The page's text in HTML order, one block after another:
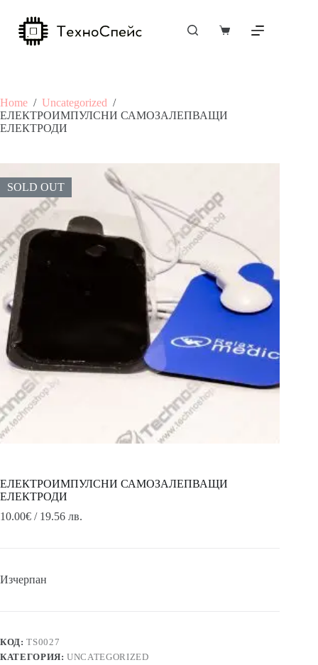
content
Shopping
Home / Uncategorized /
ЕЛЕКТРОИМПУЛСНИ САМОЗАЛЕПВАЩИ
ЕЛЕКТРОДИ
SOLD OUT
ЕЛЕКТРОИМПУЛСНИ САМОЗАЛЕПВАЩИ
ЕЛЕКТРОДИ
10.00€ / 19.56 лв.
Изчерпан
КОД:TS0027
КАТЕГОРИЯ:UNCATEGORIZED